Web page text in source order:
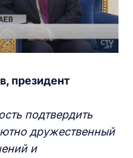
президент
подтвердить
дружественный
и